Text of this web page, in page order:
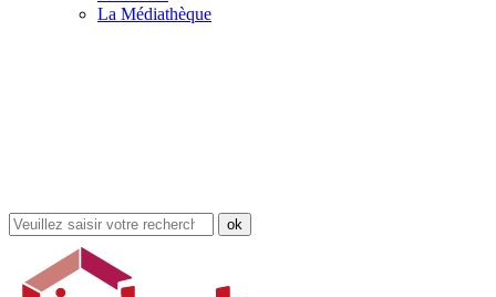
La Médiathèque
Rechercher
dans
site